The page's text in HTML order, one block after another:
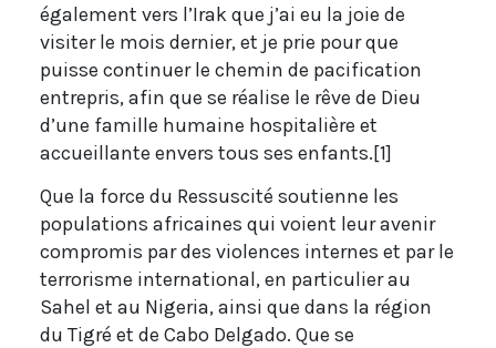
également vers l’Irak que j’ai eu la joie de
visiter le mois dernier, et je prie pour que
puisse continuer le chemin de pacification
entrepris, afin que se réalise le rêve de Dieu
d’une famille humaine hospitalière et
accueillante envers tous ses enfants.[1]
Que la force du Ressuscité soutienne les
populations africaines qui voient leur avenir
compromis par des violences internes et par le
terrorisme international, en particulier au
Sahel et au Nigeria, ainsi que dans la région
du Tigré et de Cabo Delgado. Que se